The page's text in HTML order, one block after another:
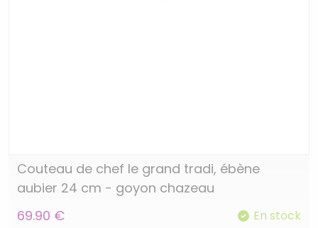
Couteau de chef le grand tradi, ébène
aubier 24 cm - goyon chazeau
69.90 €
En stock